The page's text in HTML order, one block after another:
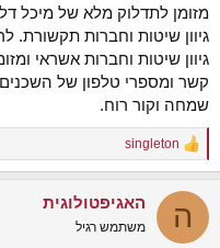
מזומן לתדלוק מלא של מיכל
גיוון שיטות וחברות תקשורת.
גיוון שיטות וחברות אשראי
קשר ומספרי טלפון של
שמחה וקור רוח.
R
e
c
i
singleton
ה האגיפטולוגית
משתמש רגיל